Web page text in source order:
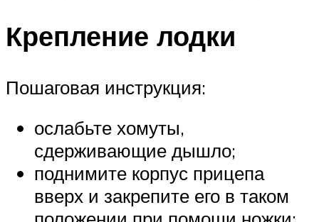
Крепление лодки
Пошаговая инструкция:
ослабьте хомуты,
сдерживающие дышло;
поднимите корпус прицепа
вверх и закрепите его в таком